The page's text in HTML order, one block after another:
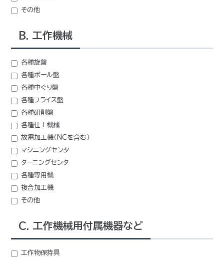
その他
B. 工作機械
各種旋盤
各種ボール盤
各種中ぐり盤
各種フライス盤
各種研削盤
各種仕上機械
放電加工機（NCを含む）
マシニングセンタ
ターニングセンタ
各種専用機
複合加工機
その他
C. 工作機械用付属機器など
工作物保持具